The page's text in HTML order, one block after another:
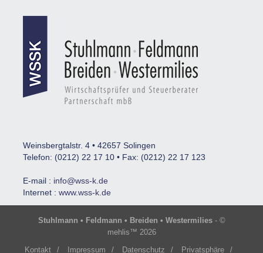
Weinsbergtalstr. 4 • 42657 Solingen
Telefon: (0212) 22 17 10 • Fax: (0212) 22 17 123
E-mail : info@wss-k.de
Internet : www.wss-k.de
Stuhlmann • Feldmann • Breiden • Westermilies- ©
mehlis™ 2026
Kontakt
/ Impressum / Datenschutz / Privatsphäre /